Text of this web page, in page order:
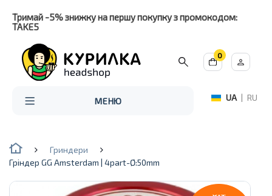
Тримай -5% знижку на першу покупку з промокодом:
TAKE5
0
МЕНЮ UA | RU
Гриндери
Гріндер GG Amsterdam | 4part-Ø:50mm